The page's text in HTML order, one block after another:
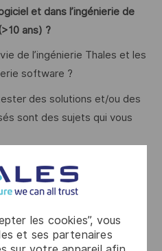
les cookies”, vous
et ses partenaires
et dans l’ingénierie de
ans) ?
de l’ingénierie Thales et les
software ?
des solutions et/ou des
sont des sujets qui vous
une expérience de
positive, d’excellentes
et d'un fort esprit